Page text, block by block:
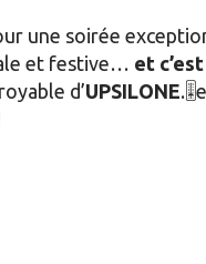
une soirée
et festive… et
d’UPSILONE